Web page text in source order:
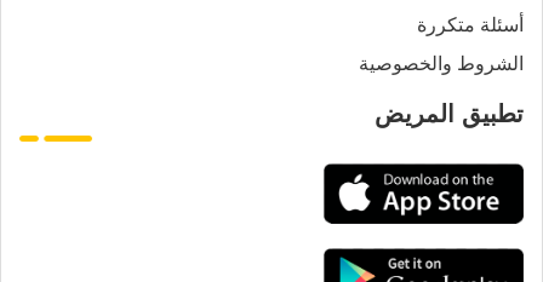
أسئلة متكررة
الشروط والخصوصية
تطبيق المريض